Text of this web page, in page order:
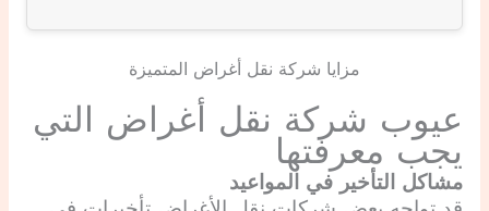
مزايا شركة نقل أغراض المتميزة
عيوب شركة نقل أغراض التي
يجب معرفتها
مشاكل التأخير في المواعيد